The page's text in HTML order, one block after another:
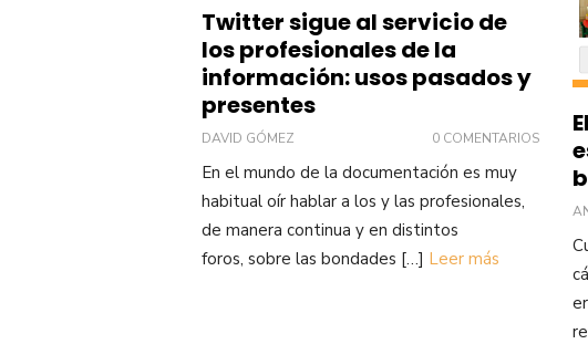
Twitter sigue al servicio de
los profesionales de la
información: usos pasados y
presentes
DAVID GÓMEZ 0 COMENTARIOS
En el mundo de la documentación es muy
habitual oír hablar a los y las profesionales,
de manera continua y en distintos
foros, sobre las bondades […] Leer más